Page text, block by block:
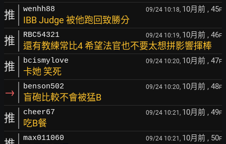
推 wenhh88 09/24 10:18, 10月前 , 45F
IBB Judge 被他跑回致勝分
推 RBC54321 09/24 10:19, 10月前 , 46F
還有教練常比4 希望法官也不要太想拼影響揮棒
推 bcismylove 09/24 10:20, 10月前 , 47F
卡她 笑死
→ benson502 09/24 10:20, 10月前 , 48F
盲砲比較不會被猛B
推 cheer67 09/24 10:21, 10月前 , 49F
吃B餐
max011060 09/24 10:21, 10月前 , 50F